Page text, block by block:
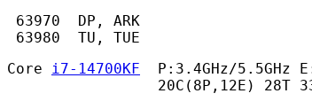
63970  DP, ARK
63980  TU, TUE
Core i7-14700KF
P:3.4GHz/5.5GHz
20C(8P,12E) 28T